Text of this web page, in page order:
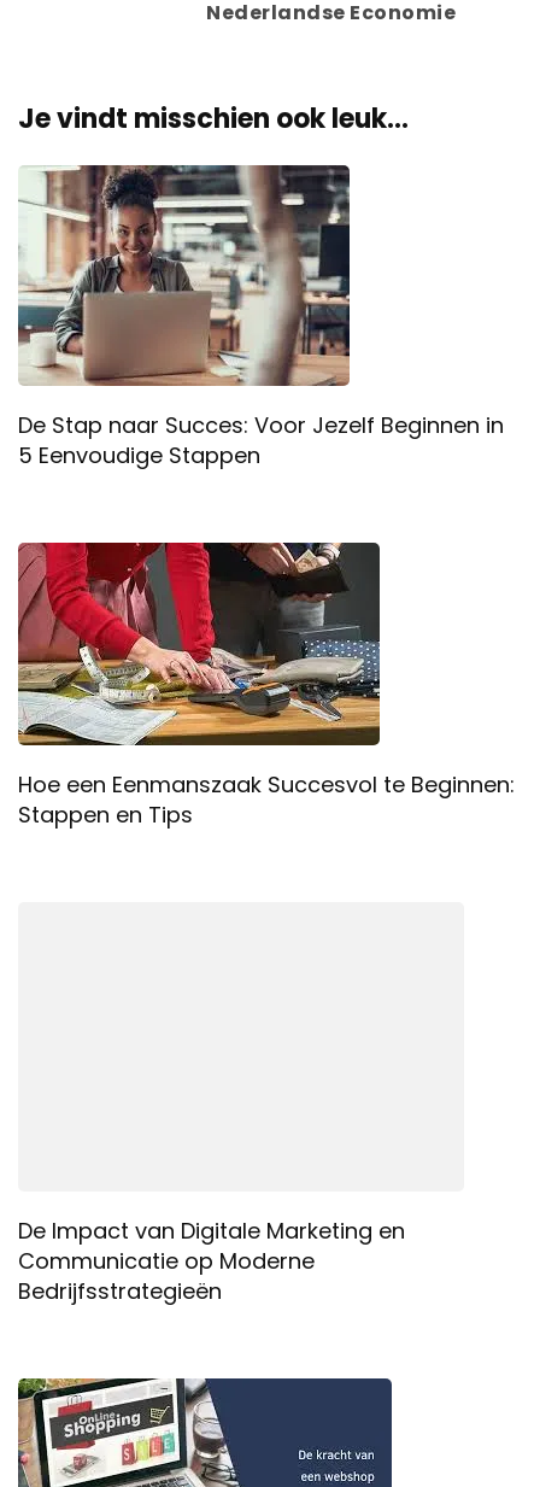
Nederlandse Economie
Je vindt misschien ook leuk...
De Stap naar Succes: Voor Jezelf Beginnen in
5 Eenvoudige Stappen
Hoe een Eenmanszaak Succesvol te Beginnen:
Stappen en Tips
De Impact van Digitale Marketing en
Communicatie op Moderne
Bedrijfsstrategieën